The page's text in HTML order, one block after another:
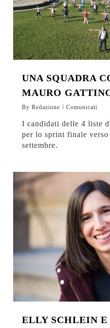
UNA SQUADRA
MAURO
By Redazione Comunicati
I candidati delle 4 liste
per lo sprint finale
settembre.
ELLY SCHLEIN E